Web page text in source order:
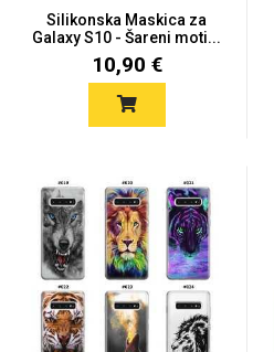
Silikonska Maskica za
Galaxy S10 - Šareni moti...
10,90 €